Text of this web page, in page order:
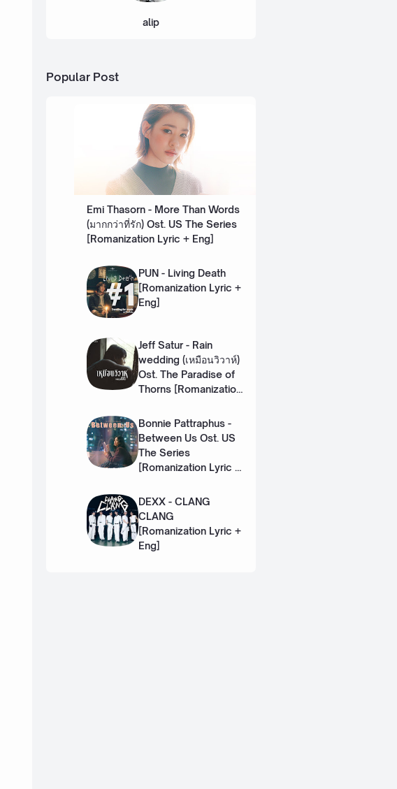
alip
Popular Post
Emi Thasorn - More Than Words
(มากกว่าที่รัก) Ost. US The Series
[Romanization Lyric + Eng]
PUN - Living Death
[Romanization Lyric +
Eng]
Jeff Satur - Rain
wedding (เหมือนวิวาห์)
Ost. The Paradise of
Thorns [Romanization
Bonnie Pattraphus -
Between Us Ost. US
The Series
[Romanization Lyric +
DEXX - CLANG
CLANG
[Romanization Lyric +
Eng]